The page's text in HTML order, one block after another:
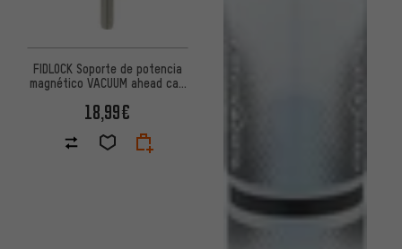
FIDLOCK Soporte de potencia
magnético VACUUM ahead cap
18,99€